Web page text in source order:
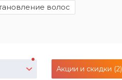
волос
Акции и скидки (2)